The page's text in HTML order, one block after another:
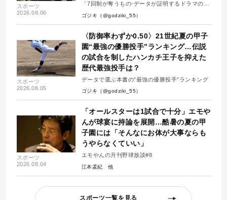
スポーツ
2026.08.06
「7回制が奪うもの-データが証明するドラマの消
失-」
ゴジキ（@godziki_55）
スポーツ
2026.08.05
〈防御率わずか0.50〉21世紀夏の甲子
園“最強の優勝投手”ランキング…伝説
の試合を制したハンカチ王子を抑えた
歴代最強投手は？
データで選ぶ本書の”最強の優勝投手”ランキング
ゴジキ（@godziki_55）
スポーツ
2026.08.04
「オールスターは1試合で十分」エモや
んが球宴に持論を展開…酷暑の夏の甲
子園には「そんなにお体が大事ならも
うやらなくていい」
エモやんの月刊野球放談#8
江本孟紀
スポーツ一覧を見る